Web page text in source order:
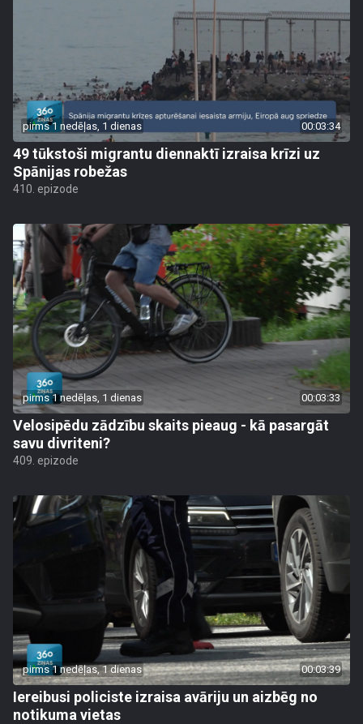
pirms 1 nedēļas, 1 dienas 00:03:34
49 tūkstoši migrantu diennaktī izraisa krīzi uz
Spānijas robežas
410. epizode
pirms 1 nedēļas, 1 dienas 00:03:33
Velosipēdu zādzību skaits pieaug - kā pasargāt
savu divriteni?
409. epizode
pirms 1 nedēļas, 1 dienas 00:03:39
Iereibusi policiste izraisa avāriju un aizbēg no
notikuma vietas